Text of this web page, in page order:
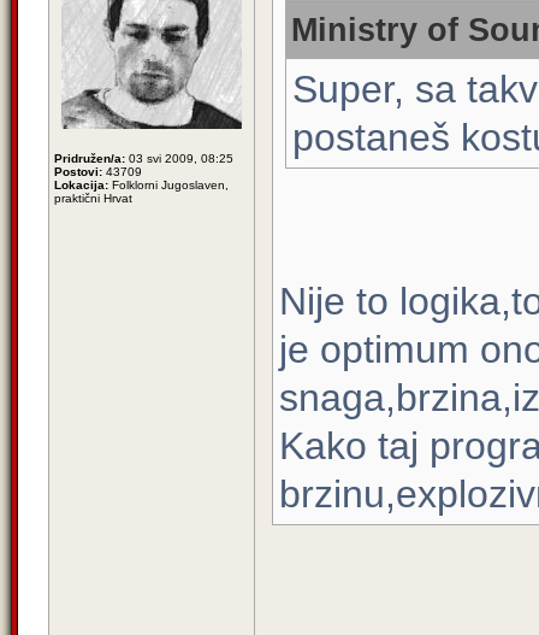
Pridružen/a: 03 svi 2009, 08:25
Postovi: 43709
Lokacija: Folklorni Jugoslaven,
praktični Hrvat
Ministry of
Super, sa
postaneš
Nije to
je optimum
Kako taj